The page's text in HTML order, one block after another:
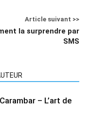
Article suivant >>
la surprendre par
SMS
– L’art de